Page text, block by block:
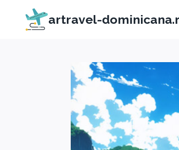
содержимому
artravel-